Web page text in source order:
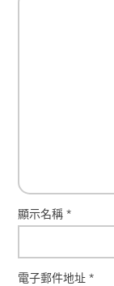
顯示名稱*
電子郵件地址*